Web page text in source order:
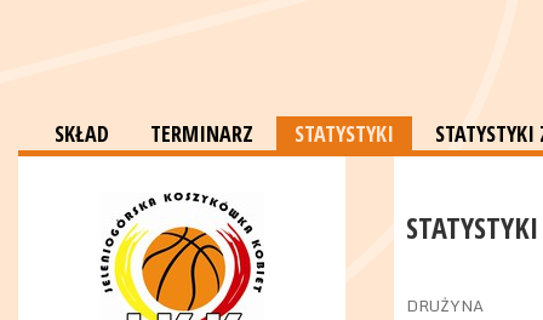
SKŁAD TERMINARZ STATYSTYKI
DRUŻYNA